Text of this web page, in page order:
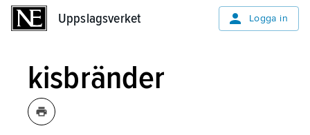
Uppslagsverket Logga in
kisbränder